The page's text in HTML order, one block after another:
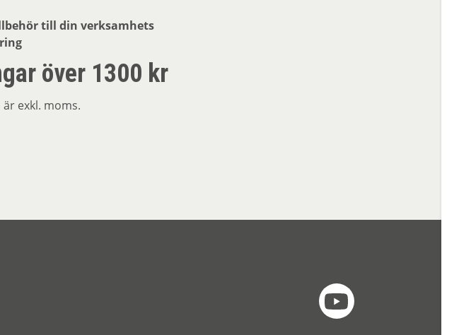
till din verksamhets
över 1300 kr
exkl. moms.